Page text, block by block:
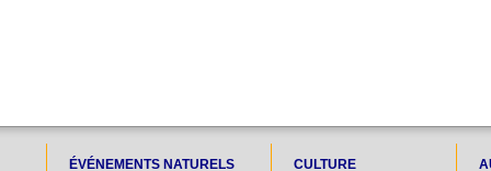
ÉVÉNEMENTS NATURELS CULTURE